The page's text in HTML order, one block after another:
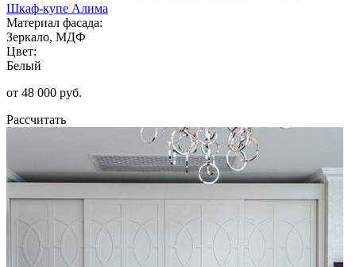
Шкаф-купе Алима
Материал фасада:
Зеркало, МДФ
Цвет:
Белый
от 48 000 руб.
Рассчитать